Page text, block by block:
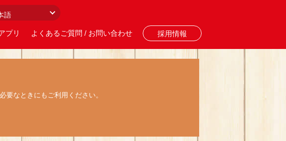
プリ よくあるご質問 / お問い合わせ 採用情報
要なときにもご利用ください。